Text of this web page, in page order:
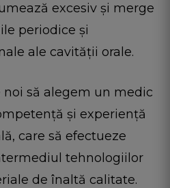
excesiv și merge
periodice şi
ale cavităţii orale.
să alegem un medic
și experiență
care să efectueze
tehnologiilor
de înaltă calitate.